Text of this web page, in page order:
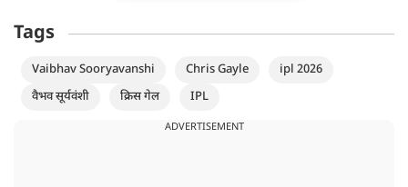
Tags
Vaibhav Sooryavanshi Chris Gayle
ipl 2026
वैभव सूर्यवंशी
क्रिस गेल IPL
ADVERTISEMENT